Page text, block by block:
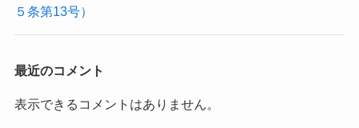
５条第13号）
最近のコメント
表示できるコメントはありません。